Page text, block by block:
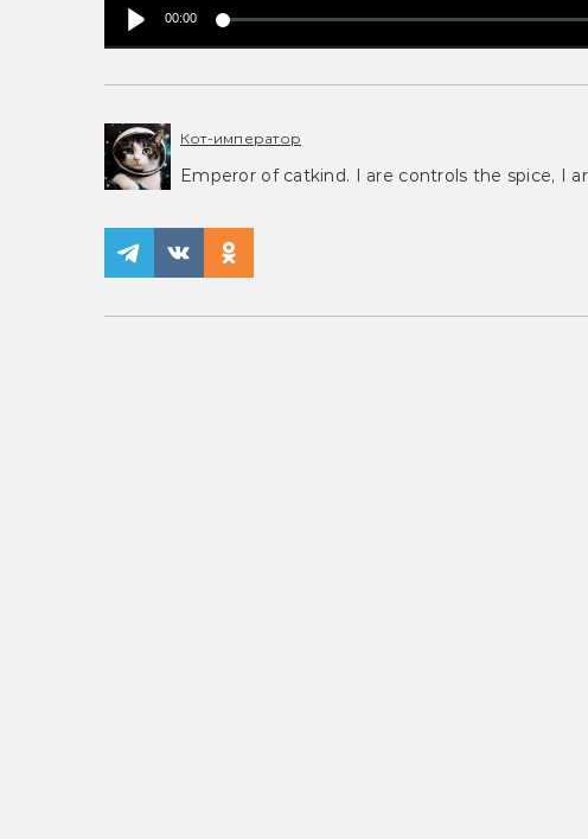
00:00
Кот-император
Emperor of catkind. I are controls the spice, I